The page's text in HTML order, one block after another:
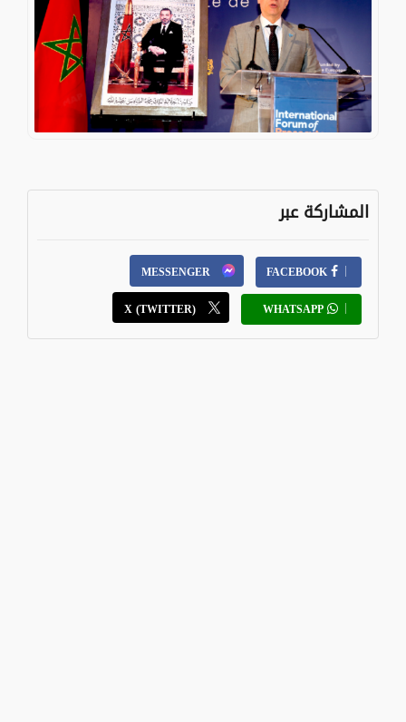
المشاركة عبر
FACEBOOK
MESSENGER
WHATSAPP
X (TWITTER)